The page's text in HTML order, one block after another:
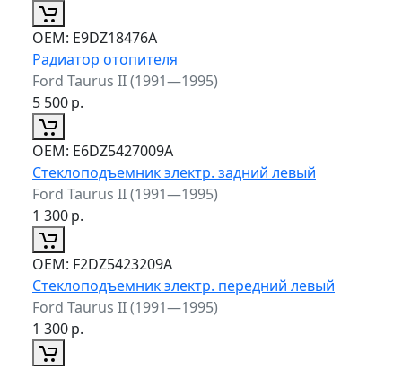
ОЕМ: E9DZ18476A
Радиатор отопителя
Ford Taurus II (1991—1995)
5 500р.
ОЕМ: E6DZ5427009A
Стеклоподъемник электр. задний левый
Ford Taurus II (1991—1995)
1 300р.
ОЕМ: F2DZ5423209A
Стеклоподъемник электр. передний левый
Ford Taurus II (1991—1995)
1 300р.